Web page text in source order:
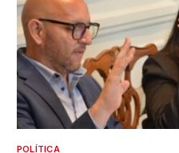
POLÍTICA